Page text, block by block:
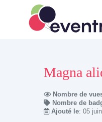
Magna
Nombre de
Nombre de
Ajouté le: 05